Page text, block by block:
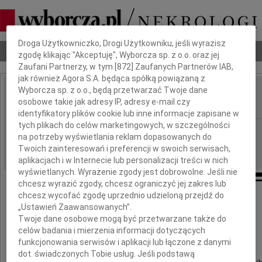
Nekrologi Odeszli Poradnik pogrzebowy
IMIĘ I NAZWISKO: Małgorzata Ożarska
REGION: Kielce
DATA EMISJI: 21.10.2019
W dniu 11 października 2019 r. zmarła
Małgorzata Ożarska
Dbamy o Twoją prywatność
Droga Użytkowniczko, Drogi Użytkowniku, jeśli wyrazisz
zgodę klikając "Akceptuję", Wyborcza sp. z o.o. oraz jej
Zaufani Partnerzy, w tym [872 ] Zaufanych Partnerów IAB,
jak również Agora S.A. będąca spółką powiązaną z
Wyborcza sp. z o.o., będą przetwarzać Twoje dane
osobowe takie jak adresy IP, adresy e-mail czy
identyfikatory plików cookie lub inne informacje zapisane w
tych plikach do celów marketingowych, w szczególności
na potrzeby wyświetlania reklam dopasowanych do
Twoich zainteresowań i preferencji w swoich serwisach,
aplikacjach i w Internecie lub personalizacji treści w nich
wyświetlanych. Wyrażenie zgody jest dobrowolne. Jeśli nie
chcesz wyrazić zgody, chcesz ograniczyć jej zakres lub
chcesz wycofać zgodę uprzednio udzieloną przejdź do
„Ustawień Zaawansowanych”.
Twoje dane osobowe mogą być przetwarzane także do
celów badania i mierzenia informacji dotyczących
funkcjonowania serwisów i aplikacji lub łączone z danymi
dot. świadczonych Tobie usług. Jeśli podstawą